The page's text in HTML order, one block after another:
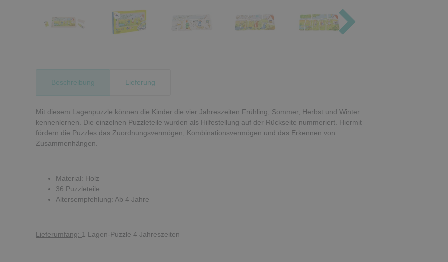
Beschreibung Lieferung
Mit diesem Lagenpuzzle können die Kinder die vier Jahreszeiten Frühling, Sommer, Herbst und Winter
kennenlernen. Die einzelnen Puzzleteile wurden als Hilfestellung auf der Rückseite nummeriert. Hiermit
fördern die Puzzles das Zuordnungsvermögen, Kombinationsvermögen und das Erkennen von
Zusammenhängen.
Material: Holz
36 Puzzleteile
Altersempfehlung: Ab 4 Jahre
Lieferumfang: 1 Lagen-Puzzle 4 Jahreszeiten